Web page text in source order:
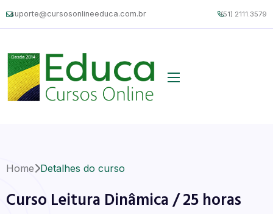
suporte@cursosonlineeduca.com.br (51) 2111.3579
Home Detalhes do curso
Curso Leitura Dinâmica / 25 horas